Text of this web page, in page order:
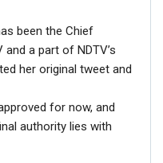
been the Chief
a part of NDTV’s
her original tweet and
for now, and
authority lies with